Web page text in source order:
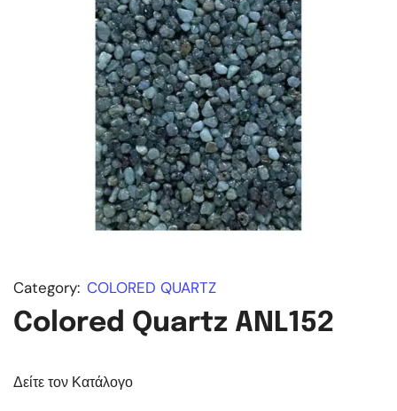
Category: COLORED QUARTZ
Colored Quartz ANL152
Δείτε τον Κατάλογο